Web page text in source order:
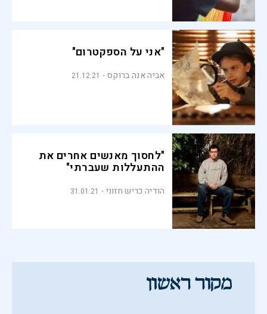
"אני על הספקטרום"
אביה אנה ברוקס 21.12.21
"לחסוך מאנשים אחרים את
ההתעללות שעברתי"
הודיה כריש חזוני 31.01.21